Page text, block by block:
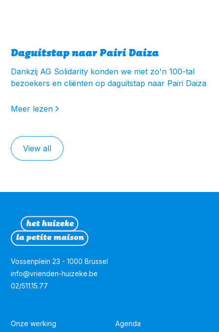
Daguitstap naar Pairi Daiza
Dankzij AG Solidarity konden we met zo'n 100-tal
bezoekers en cliënten op daguitstap naar Pairi Daiza
Meer lezen
View all
Vossenplein 23 - 1000 Brussel
info@vrienden-huizeke.be
02/511.15.77
Onze werking Agenda